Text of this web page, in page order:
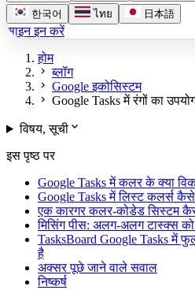
한국어
ไทย 日本語
साइन इन करें
होम
chevron_right ब्लॉग
chevron_right Google इकोसिस्टम
chevron_right Google Tasks में रंगों का
विषय, सूचीexpand_more
इस पृष्ठ पर
Google Tasks में कलर के क्या
Google Tasks में लिस्ट कलर्स
एक कारगर कलर-कोडेड सिस्टम
मिसिंग पीस: अलग-अलग टास्क्स
TasksBoard Google Tasks में
है
अक्सर पूछे जाने वाले सवाल
निष्कर्ष